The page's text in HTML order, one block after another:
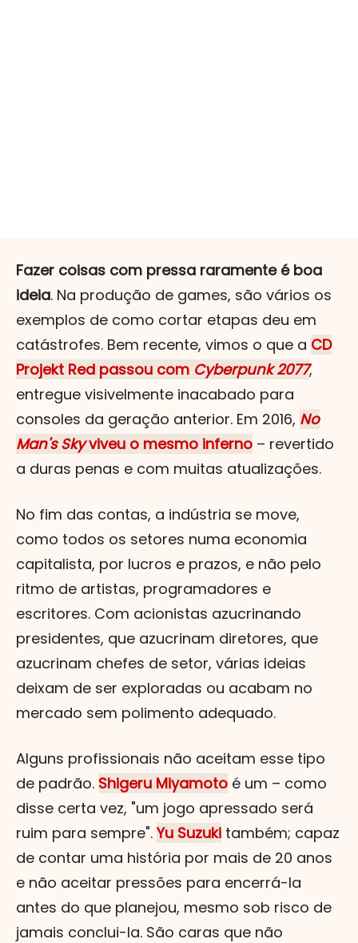
Fazer coisas com pressa raramente é boa
ideia. Na produção de games, são vários os
exemplos de como cortar etapas deu em
catástrofes. Bem recente, vimos o que a CD
Projekt Red passou com Cyberpunk 2077,
entregue visivelmente inacabado para
consoles da geração anterior. Em 2016, No
Man's Skyviveu o mesmo inferno – revertido
a duras penas e com muitas atualizações.
No fim das contas, a indústria se move,
como todos os setores numa economia
capitalista, por lucros e prazos, e não pelo
ritmo de artistas, programadores e
escritores. Com acionistas azucrinando
presidentes, que azucrinam diretores, que
azucrinam chefes de setor, várias ideias
deixam de ser exploradas ou acabam no
mercado sem polimento adequado.
Alguns profissionais não aceitam esse tipo
de padrão. Shigeru Miyamoto é um – como
disse certa vez, "um jogo apressado será
ruim para sempre".Yu Suzuki também; capaz
de contar uma história por mais de 20 anos
e não aceitar pressões para encerrá-la
antes do que planejou, mesmo sob risco de
jamais conclui-la. São caras que não